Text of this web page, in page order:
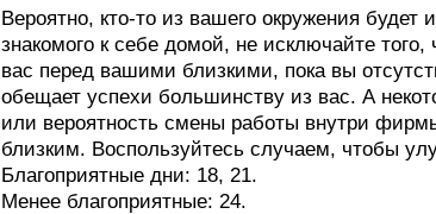
Вероятно, кто-то из вашего окружения
знакомого к себе домой, не исключайте того,
вас перед вашими близкими, пока вы
обещает успехи большинству из вас. А
или вероятность смены работы внутри
близким. Воспользуйтесь случаем, чтобы
Благоприятные дни: 18, 21.
Менее благоприятные: 24.